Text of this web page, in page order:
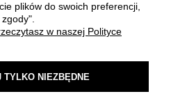
plików do swoich preferencji,
w naszej Polityce
TYLKO NIEZBĘDNE